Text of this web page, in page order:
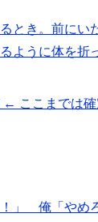
とき。前にい
ように体を折
← ここまでは確
！」 俺「やめ